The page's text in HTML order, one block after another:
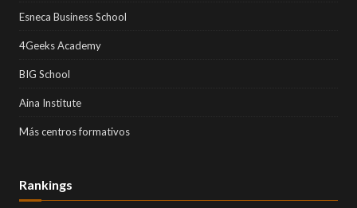
Esneca Business School
4Geeks Academy
BIG School
Aina Institute
Más centros formativos
Rankings